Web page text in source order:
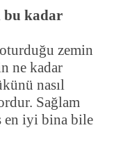
bu kadar
zemin
ne kadar
nasıl
Sağlam
en iyi bina bile